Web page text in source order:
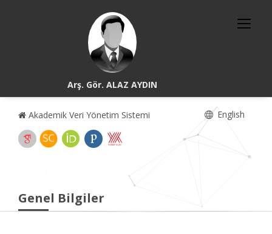
Arş. Gör. ALAZ AYDIN
Akademik Veri Yönetim Sistemi English
Genel Bilgiler